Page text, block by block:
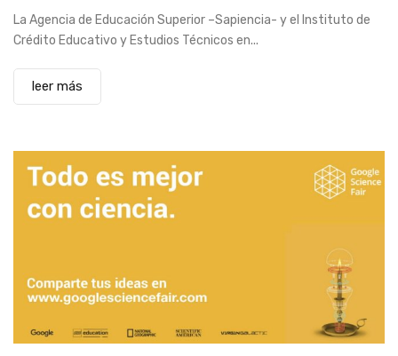
La Agencia de Educación Superior –Sapiencia- y el Instituto de
Crédito Educativo y Estudios Técnicos en...
leer más